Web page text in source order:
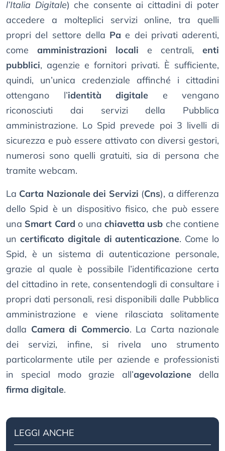
l’Italia Digitale) che consente ai cittadini di poter
accedere a molteplici servizi online, tra quelli
propri del settore della Pa e dei privati aderenti,
come amministrazioni locali e centrali, enti
pubblici, agenzie e fornitori privati. È sufficiente,
quindi, un’unica credenziale affinché i cittadini
ottengano l’identità digitale e vengano
riconosciuti dai servizi della Pubblica
amministrazione. Lo Spid prevede poi 3 livelli di
sicurezza e può essere attivato con diversi gestori,
numerosi sono quelli gratuiti, sia di persona che
tramite webcam.
La Carta Nazionale dei Servizi (Cns), a differenza
dello Spid è un dispositivo fisico, che può essere
una Smart Card o una chiavetta usb che contiene
un certificato digitale di autenticazione. Come lo
Spid, è un sistema di autenticazione personale,
grazie al quale è possibile l’identificazione certa
del cittadino in rete, consentendogli di consultare i
propri dati personali, resi disponibili dalle Pubblica
amministrazione e viene rilasciata solitamente
dalla Camera di Commercio. La Carta nazionale
dei servizi, infine, si rivela uno strumento
particolarmente utile per aziende e professionisti
in special modo grazie all’agevolazione della
firma digitale.
LEGGI ANCHE